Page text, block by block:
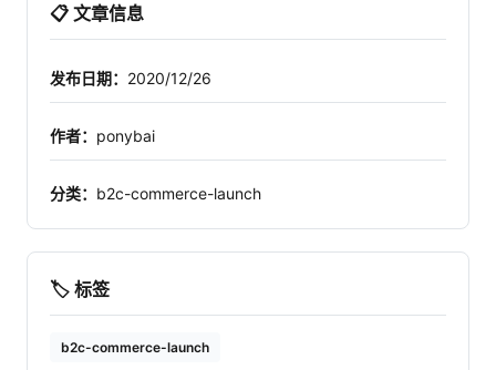
📋 文章信息
发布日期： 2020/12/26
作者： ponybai
分类： b2c-commerce-launch
🏷️ 标签
b2c-commerce-launch